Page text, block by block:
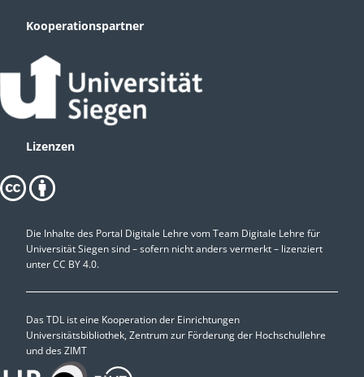
Kooperationspartner
Lizenzen
Die Inhalte des Portal Digitale Lehre vom Team Digitale Lehre für
Universität Siegen sind – sofern nicht anders vermerkt – lizenziert
unterCC BY 4.0.
Das TDL ist eine Kooperation der Einrichtungen
Universitätsbibliothek, Zentrum zur Förderung der Hochschullehre
und des ZIMT